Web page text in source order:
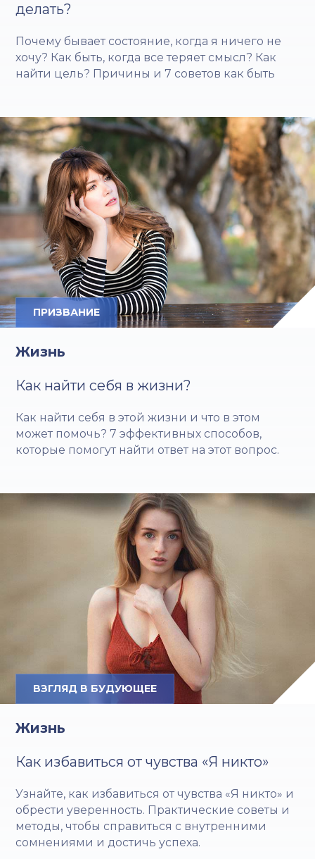
делать?
Почему бывает состояние, когда я ничего не
хочу? Как быть, когда все теряет смысл? Как
найти цель? Причины и 7 советов как быть
ПРИЗВАНИЕ
Жизнь
Как найти себя в жизни?
Как найти себя в этой жизни и что в этом
может помочь? 7 эффективных способов,
которые помогут найти ответ на этот вопрос.
ВЗГЛЯД В БУДУЮЩЕЕ
Жизнь
Как избавиться от чувства «Я никто»
Узнайте, как избавиться от чувства «Я никто» и
обрести уверенность. Практические советы и
методы, чтобы справиться с внутренними
сомнениями и достичь успеха.